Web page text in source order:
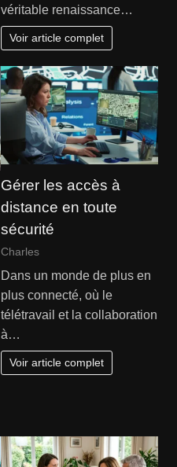
véritable renaissance…
Voir article complet
Gérer les accès à
distance en toute
sécurité
Charles
Dans un monde de plus en
plus connecté, où le
télétravail et la collaboration
à…
Voir article complet